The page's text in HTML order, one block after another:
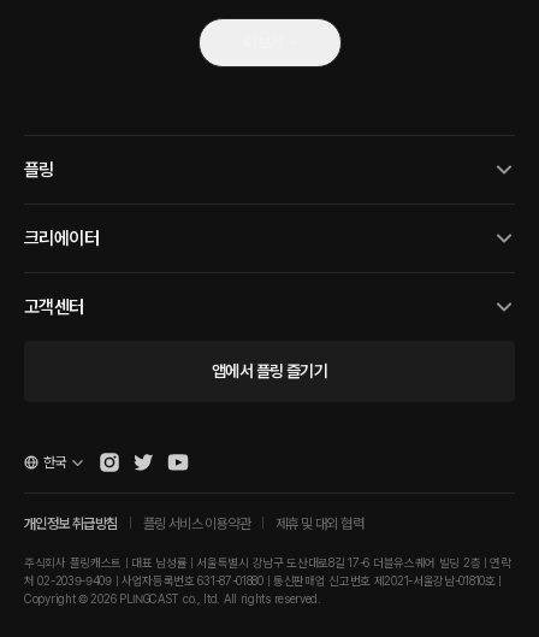
플링
크리에이터
고객센터
앱에서 플링 즐기기
개인정보 취급방침 플링 서비스 이용약관 제휴 및 대외 협력
주식회사 플링캐스트 | 대표 남성률 | 서울특별시 강남구 도산대로8길 17-6 더블유스퀘어 빌딩 2층 | 연락
처 02-2039-9409 | 사업자등록번호 631-87-01880 | 통신판매업 신고번호 제2021-서울강남-01810호 |
Copyright © 2026 PLINGCAST co., ltd. All rights reserved.
한국